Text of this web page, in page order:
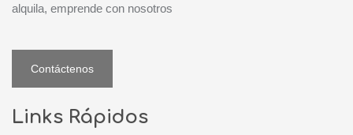
alquila, emprende con nosotros
Contáctenos
Links Rápidos